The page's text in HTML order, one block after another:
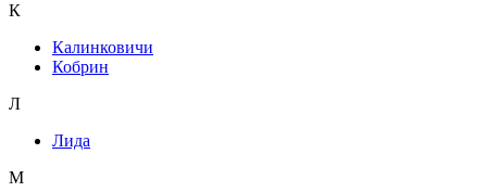
К
Калинковичи
Кобрин
Л
Лида
М